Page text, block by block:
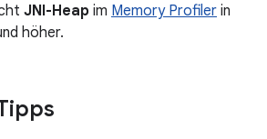
JNI-Heap im Memory Profiler in
höher.